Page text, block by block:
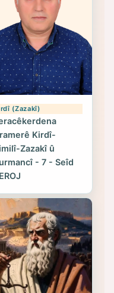
(Zazakî)
Kirdî-
Zazakî û
- 7 - Seîd